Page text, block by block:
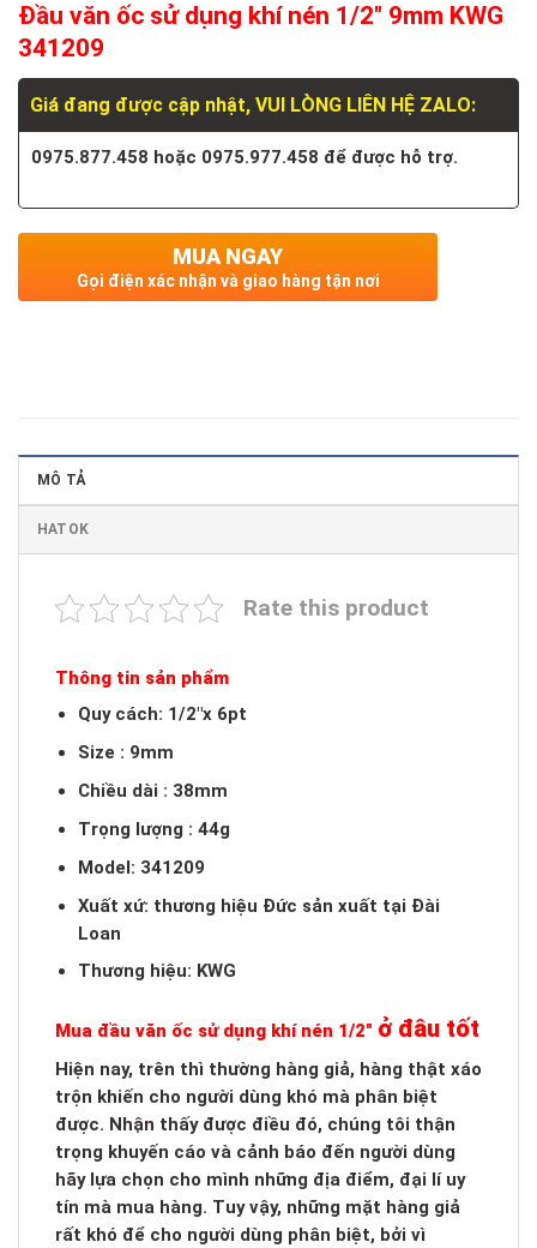
Đầu văn ốc sử dụng khí nén 1/2″ 9mm KWG
341209
Giá đang được cập nhật, VUI LÒNG LIÊN HỆ ZALO:
0975.877.458 hoặc 0975.977.458 để được hỗ trợ.
MUA NGAY
Gọi điện xác nhận và giao hàng tận nơi
MÔ TẢ
HATOK
Rate this product
Thông tin sản phẩm
Quy cách: 1/2″x 6pt
Size : 9mm
Chiều dài : 38mm
Trọng lượng : 44g
Model: 341209
Xuất xứ: thương hiệu Đức sản xuất tại Đài
Loan
Thương hiệu: KWG
Mua đầu văn ốc sử dụng khí nén 1/2″ ở đâu tốt
Hiện nay, trên thì thường hàng giả, hàng thật xáo
trộn khiến cho người dùng khó mà phân biệt
được. Nhận thấy được điều đó, chúng tôi thận
trọng khuyến cáo và cảnh báo đến người dùng
hãy lựa chọn cho mình những địa điểm, đại lí uy
tín mà mua hàng. Tuy vậy, những mặt hàng giả
rất khó để cho người dùng phân biệt, bởi vì